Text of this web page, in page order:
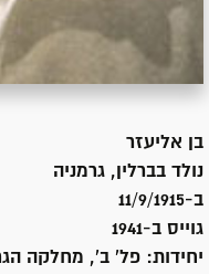
בן אליעזר
נולד בברלין, גרמניה
ב-11/9/1915
גוייס ב-1941
יחידות: פל' ב', מחלקה